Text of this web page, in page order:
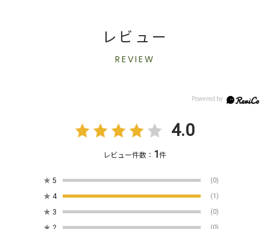
レビュー
REVIEW
4.0
レビュー件数： 1件
★ 5 (0)
★ 4 (1)
★ 3 (0)